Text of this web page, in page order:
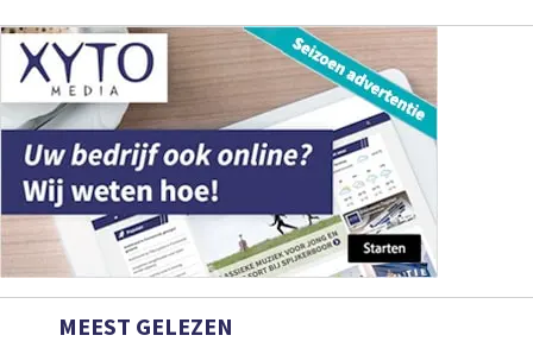
MEEST GELEZEN